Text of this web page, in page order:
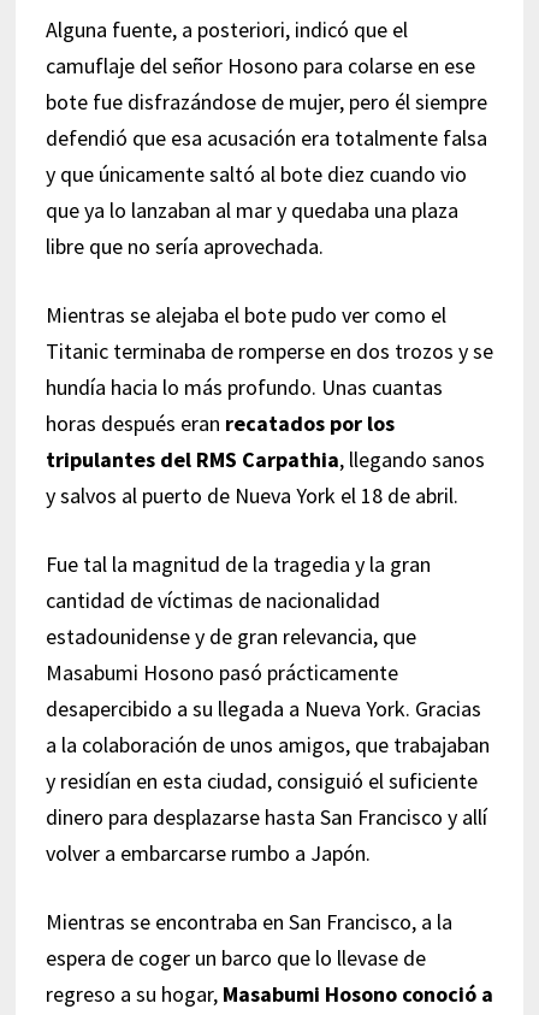
Alguna fuente, a posteriori, indicó que el
camuflaje del señor Hosono para colarse en ese
bote fue disfrazándose de mujer, pero él siempre
defendió que esa acusación era totalmente falsa
y que únicamente saltó al bote diez cuando vio
que ya lo lanzaban al mar y quedaba una plaza
libre que no sería aprovechada.
Mientras se alejaba el bote pudo ver como el
Titanic terminaba de romperse en dos trozos y se
hundía hacia lo más profundo. Unas cuantas
horas después eran recatados por los
tripulantes del RMS Carpathia, llegando sanos
y salvos al puerto de Nueva York el 18 de abril.
Fue tal la magnitud de la tragedia y la gran
cantidad de víctimas de nacionalidad
estadounidense y de gran relevancia, que
Masabumi Hosono pasó prácticamente
desapercibido a su llegada a Nueva York. Gracias
a la colaboración de unos amigos, que trabajaban
y residían en esta ciudad, consiguió el suficiente
dinero para desplazarse hasta San Francisco y allí
volver a embarcarse rumbo a Japón.
Mientras se encontraba en San Francisco, a la
espera de coger un barco que lo llevase de
regreso a su hogar, Masabumi Hosono conoció a